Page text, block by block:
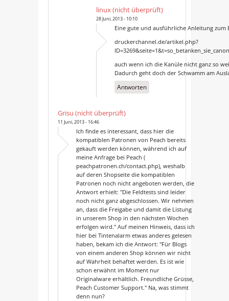
linux (nicht überprüft)
28 Juni, 2013 - 10:10
Eine gute und ausführliche Anleitung
druckerchannel.de/artikel.php?
auch wenn ich die Kanüle nicht ganz so
Dadurch geht doch der Schwamm am
Antworten
Grisu (nicht überprüft)
11 Juni, 2013 - 16:46
Ich finde es interessant, dass hier die
kompatiblen Patronen von Peach bereits
gekauft werden können, während ich auf
meine Anfrage bei Peach (
peachpatronen.ch/contact.php), weshalb
auf deren Shopseite die kompatiblen
Patronen noch nicht angeboten werden, die
Antwort erhielt: "Die Feldtests sind leider
noch nicht ganz abgeschlossen. Wir nehmen
an, dass die Freigabe und damit die Listung
in unserem Shop in den nächsten Wochen
erfolgen wird." Auf meinen Hinweis, dass ich
hier bei Tintenalarm etwas anderes gelesen
haben, bekam ich die Antwort: "Für Blogs
von einem anderen Shop können wir nicht
auf Wahrheit behaftet werden. Es ist wie
schon erwähnt im Moment nur
Originalware erhältlich. Freundliche Grüsse,
Peach Customer Support." Na, was stimmt
denn nun?